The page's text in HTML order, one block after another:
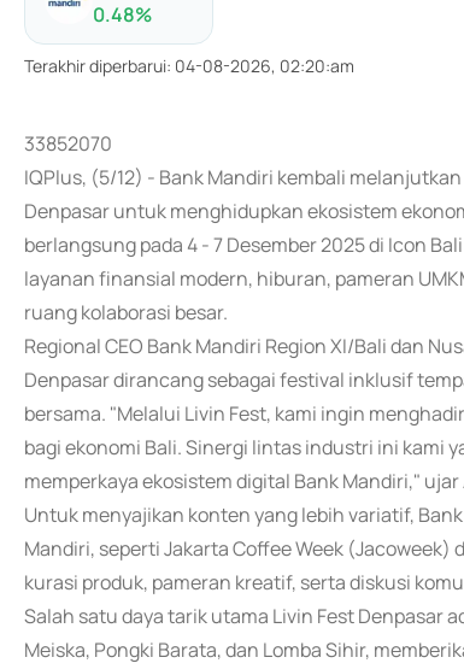
0.48%
Terakhir diperbarui: 04-08-2026, 02:20:am
33852070
IQPlus, (5/12) - Bank Mandiri kembali
Denpasar untuk menghidupkan ekosistem
berlangsung pada 4 - 7 Desember 2025 di Icon
layanan finansial modern, hiburan, pameran
ruang kolaborasi besar.
Regional CEO Bank Mandiri Region XI/Bali dan
Denpasar dirancang sebagai festival inklusif
bersama. "Melalui Livin Fest, kami ingin
bagi ekonomi Bali. Sinergi lintas industri ini kami
memperkaya ekosistem digital Bank Mandiri,"
Untuk menyajikan konten yang lebih variatif,
Mandiri, seperti Jakarta Coffee Week
kurasi produk, pameran kreatif, serta diskusi
Salah satu daya tarik utama Livin Fest Denpasar
Meiska, Pongki Barata, dan Lomba Sihir,